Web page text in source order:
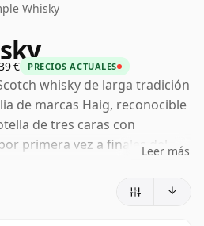
Whisky
€ PRECIOS ACTUALES
whisky de larga tradición
de marcas Haig, reconocible
de tres caras con
primera vez a finales del
el nombre Haig
Leer más